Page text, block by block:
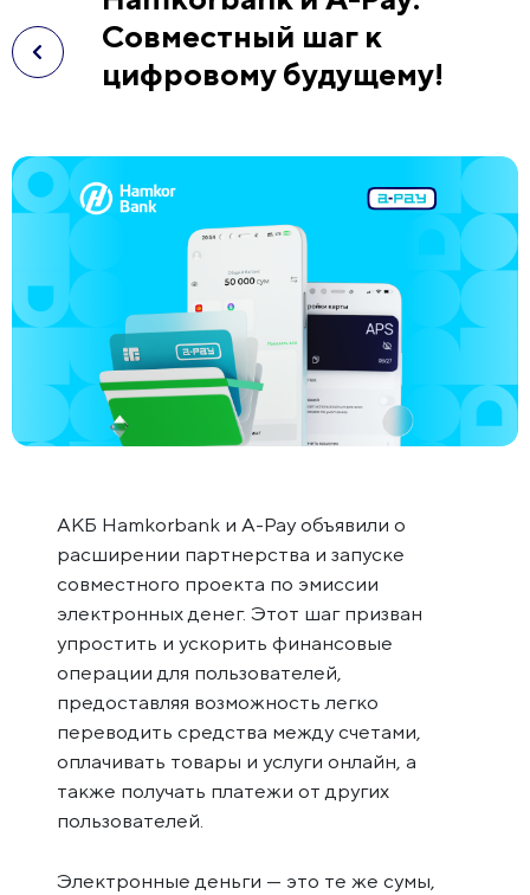
Совместный шаг к
цифровому будущему!
АКБ Hamkorbank и A-Pay объявили о
расширении партнерства и запуске
совместного проекта по эмиссии
электронных денег. Этот шаг призван
упростить и ускорить финансовые
операции для пользователей,
предоставляя возможность легко
переводить средства между счетами,
оплачивать товары и услуги онлайн, а
также получать платежи от других
пользователей.
Электронные деньги — это те же сумы,